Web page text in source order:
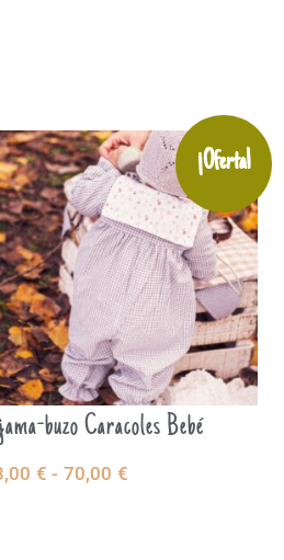
¡Oferta!
buzo Caracoles Bebé
€ - 70,00 €